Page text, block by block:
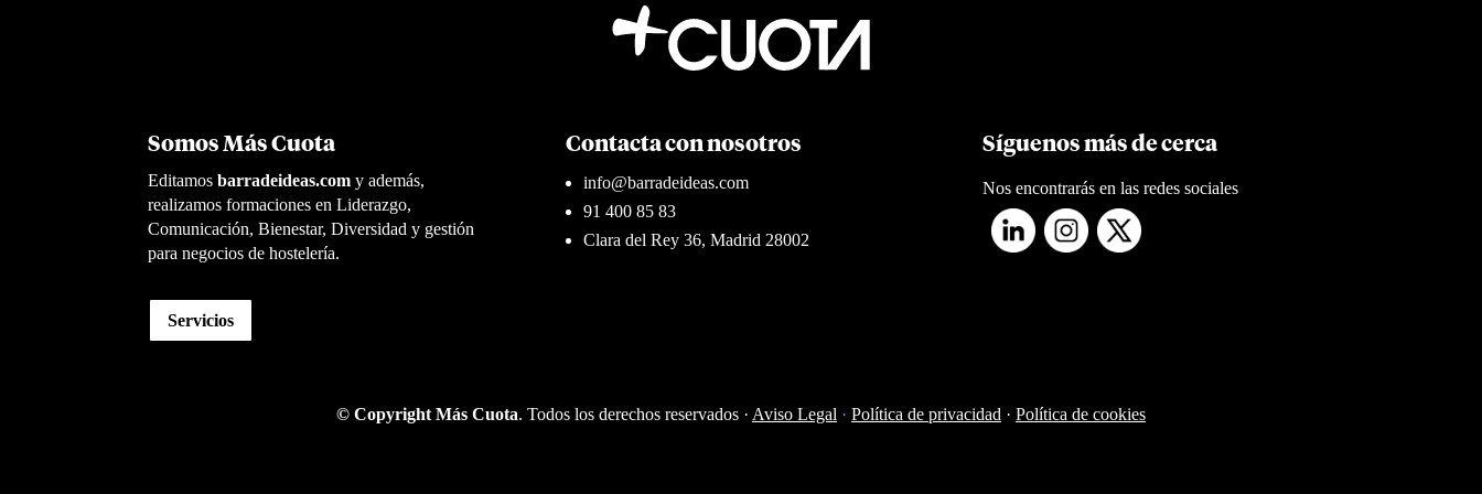
Somos Más Cuota
Editamos barradeideas.comy además,
realizamos formaciones en Liderazgo,
Comunicación, Bienestar, Diversidad y gestión
para negocios de hostelería.
Servicios
Contacta con nosotros
info@barradeideas.com
91 400 85 83
Clara del Rey 36, Madrid 28002
Síguenos más de cerca
Nos encontrarás en las redes sociales
© Copyright Más Cuota. Todos los derechos reservados · Aviso Legal · Política de privacidad · Política de cookies